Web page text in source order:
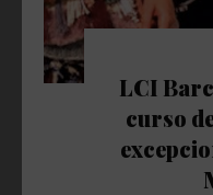
LCI
curso